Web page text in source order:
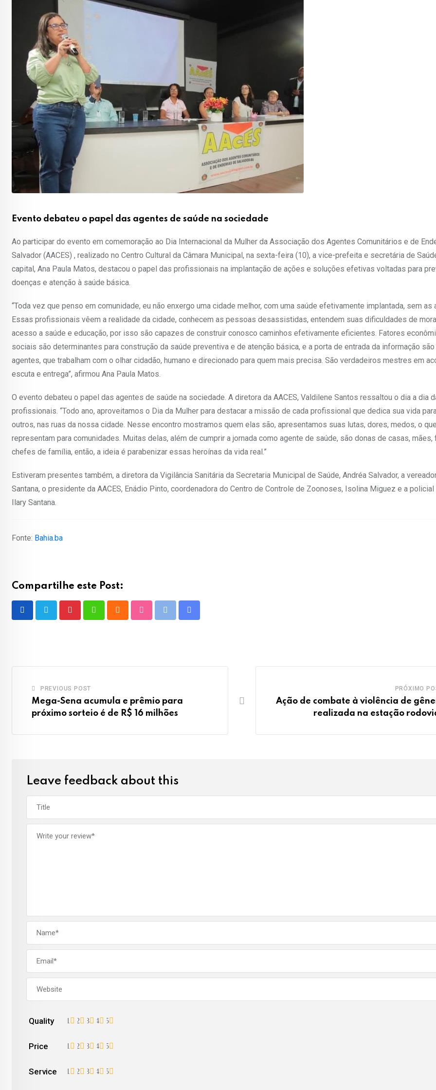
Evento debateu o papel das agentes de saúde na sociedade
Ao participar do evento em comemoração ao Dia Internacional da Mulher da Associação dos Agentes Comunitários e de
Salvador (AACES) , realizado no Centro Cultural da Câmara Municipal, na sexta-feira (10), a vice-prefeita e secretária de
capital, Ana Paula Matos, destacou o papel das profissionais na implantação de ações e soluções efetivas voltadas para
doenças e atenção à saúde básica.
“Toda vez que penso em comunidade, eu não enxergo uma cidade melhor, com uma saúde efetivamente implantada, sem as
Essas profissionais vêem a realidade da cidade, conhecem as pessoas desassistidas, entendem suas dificuldades de
acesso a saúde e educação, por isso são capazes de construir conosco caminhos efetivamente eficientes. Fatores
sociais são determinantes para construção da saúde preventiva e de atenção básica, e a porta de entrada da informação
agentes, que trabalham com o olhar cidadão, humano e direcionado para quem mais precisa. São verdadeiros mestres em
escuta e entrega”, afirmou Ana Paula Matos.
O evento debateu o papel das agentes de saúde na sociedade. A diretora da AACES, Valdilene Santos ressaltou o dia a dia
profissionais. “Todo ano, aproveitamos o Dia da Mulher para destacar a missão de cada profissional que dedica sua vida
outros, nas ruas da nossa cidade. Nesse encontro mostramos quem elas são, apresentamos suas lutas, dores, medos, o
representam para comunidades. Muitas delas, além de cumprir a jornada como agente de saúde, são donas de casas, mães,
chefes de família, então, a ideia é parabenizar essas heroínas da vida real.”
Estiveram presentes também, a diretora da Vigilância Sanitária da Secretaria Municipal de Saúde, Andréa Salvador, a
Santana, o presidente da AACES, Enádio Pinto, coordenadora do Centro de Controle de Zoonoses, Isolina Miguez e a policial
Ilary Santana.
Fonte: Bahia.ba
Compartilhe este Post:
PREVIOUS POST
Mega-Sena acumula e prêmio para
próximo sorteio é de R$ 16 milhões
PRÓXIMO
Ação de combate à violência de
realizada na estação
Leave feedback about this
Quality 5
4
3
2
1
Price 5
4
3
2
1
Service 5
4
3
2
1